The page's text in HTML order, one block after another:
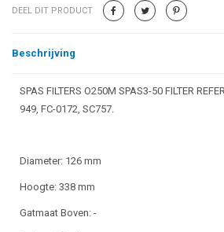
DEEL DIT PRODUCT
Beschrijving
SPAS FILTERS O250M SPAS3-50 FILTER
949, FC-0172, SC757.
Diameter: 126 mm
Hoogte: 338 mm
Gatmaat Boven: -